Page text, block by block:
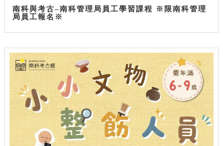
南科與考古–南科管理局員工學習課程 ※限南科管理
局員工報名※